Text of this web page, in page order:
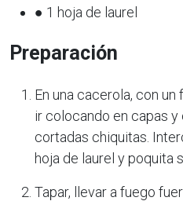
● 1 hoja de laurel
Preparación
En una cacerola, con
ir colocando en capas y
cortadas chiquitas.
hoja de laurel y poquita
Tapar, llevar a fuego